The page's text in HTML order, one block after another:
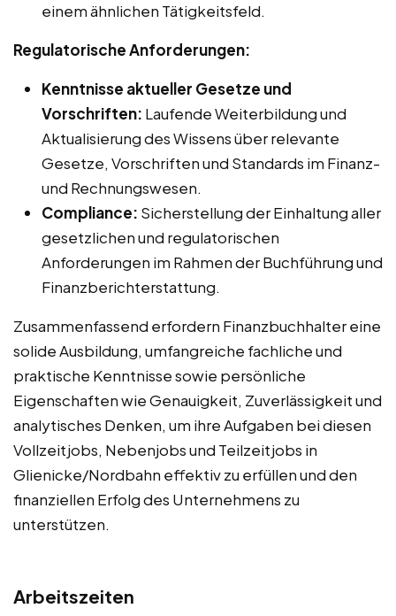
einem ähnlichen Tätigkeitsfeld.
Regulatorische Anforderungen:
Kenntnisse aktueller Gesetze und
Vorschriften: Laufende Weiterbildung und
Aktualisierung des Wissens über relevante
Gesetze, Vorschriften und Standards im Finanz-
und Rechnungswesen.
Compliance: Sicherstellung der Einhaltung aller
gesetzlichen und regulatorischen
Anforderungen im Rahmen der Buchführung und
Finanzberichterstattung.
Zusammenfassend erfordern Finanzbuchhalter eine
solide Ausbildung, umfangreiche fachliche und
praktische Kenntnisse sowie persönliche
Eigenschaften wie Genauigkeit, Zuverlässigkeit und
analytisches Denken, um ihre Aufgaben bei diesen
Vollzeitjobs, Nebenjobs und Teilzeitjobs in
Glienicke/Nordbahn effektiv zu erfüllen und den
finanziellen Erfolg des Unternehmens zu
unterstützen.
Arbeitszeiten